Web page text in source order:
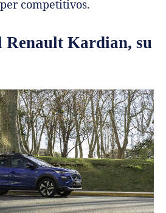
competitivos.
Renault Kardian, su